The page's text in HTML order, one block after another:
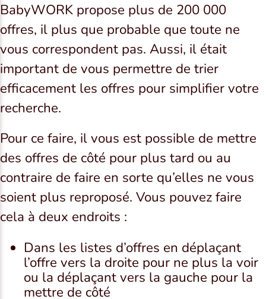
BabyWORK propose plus de 200 000
offres, il plus que probable que toute ne
vous correspondent pas. Aussi, il était
important de vous permettre de trier
efficacement les offres pour simplifier votre
recherche.
Pour ce faire, il vous est possible de mettre
des offres de côté pour plus tard ou au
contraire de faire en sorte qu’elles ne vous
soient plus reproposé. Vous pouvez faire
cela à deux endroits :
Dans les listes d’offres en déplaçant
l’offre vers la droite pour ne plus la voir
ou la déplaçant vers la gauche pour la
mettre de côté